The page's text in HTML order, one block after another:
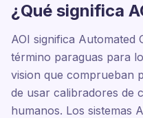
¿Qué significa
AOI significa Automated
término paraguas para
vision que comprueban
de usar calibradores de
humanos. Los sistemas